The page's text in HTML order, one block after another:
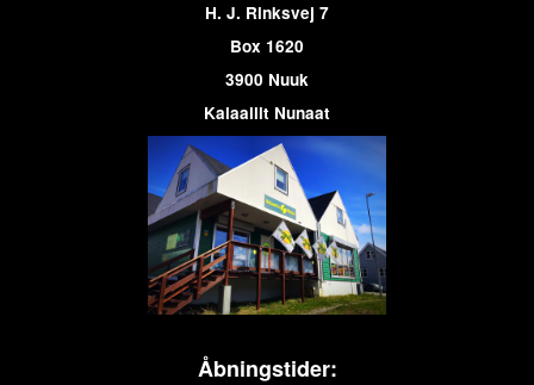
H. J. Rinksvej 7
Box 1620
3900 Nuuk
Kalaallit Nunaat
Åbningstider: